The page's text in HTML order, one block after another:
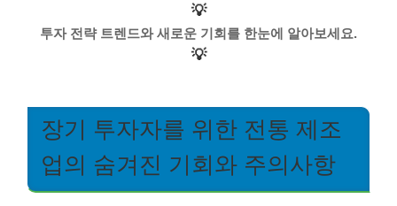
💡
투자 전략 트렌드와 새로운 기회를 한눈에 알아보세요.
💡
장기 투자자를 위한 전통 제조
업의 숨겨진 기회와 주의사항